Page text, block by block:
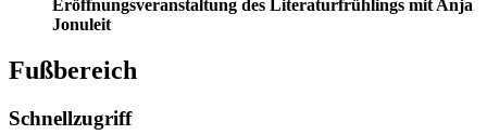
Eröffnungsveranstaltung des Literaturfrühlings mit Anja
Jonuleit
Fußbereich
Schnellzugriff